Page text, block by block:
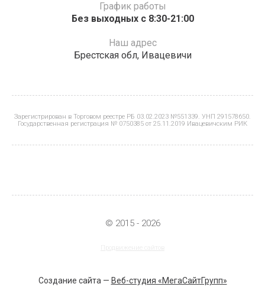
График работы
Без выходных с 8:30-21:00
Наш адрес
Брестская обл, Ивацевичи
Зарегистрирован в Торговом реестре РБ 03.02.2023 №551339. УНП 291578650.
Государственная регистрация № 0750385 от 25.11.2019 Ивацевичским РИК
© 2015 - 2026
Создание сайта — Веб-студия «МегаСайтГрупп»